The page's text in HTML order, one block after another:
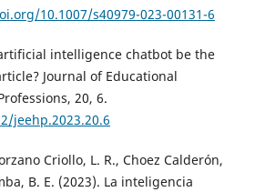
10.1007/s40979-023-00131-6
intelligence chatbot be the
Journal of Educational
20, 6.
jeehp.2023.20.6
Criollo, L. R., Choez Calderón,
B. E. (2023). La inteligencia